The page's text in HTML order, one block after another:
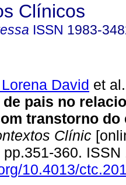
Clínicos
ISSN 1983-
David et al.
de pais no
transtorno do
Clínic
pp.351-360.
10.4013/